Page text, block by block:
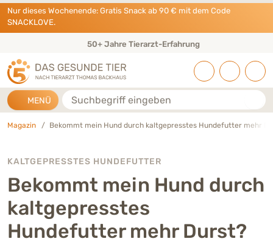
Direkt zu:
INHALT
HAUPTMENÜ
FOOTER
Nur dieses Wochenende: Gratis Snack ab 90 € mit dem Code
SNACKLOVE.
Eigene Tierarztpraxis & Expertenteam
MENÜ Suche
Magazin Bekommt mein Hund durch kaltgepresstes Hundefutter mehr
KALTGEPRESSTES HUNDEFUTTER
Bekommt mein Hund durch
kaltgepresstes
Hundefutter mehr Durst?